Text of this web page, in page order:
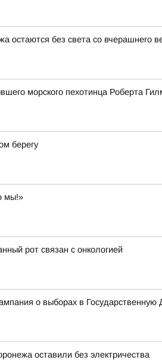
остаются без света со вчерашнего
морского пехотинца Роберта
берегу
мы!»
рот связан с онкологией
о выборах в Государственную
оставили без электричества